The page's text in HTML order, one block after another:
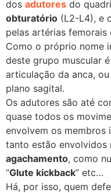
dos adutores do
obturatório (L2-L4), e
pelas artérias femorais
Como o próprio nome
deste grupo muscular
articulação da anca,
plano sagital.
Os adutores são até
quase todos os
envolvem os membros
tanto estão envolvidos
agachamento, como
“Glute kickback” etc…
Há, por isso, quem